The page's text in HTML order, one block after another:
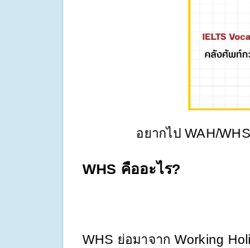
อยากไป WAH/
WHS คืออะไร?
WHS ย่อมาจาก Working